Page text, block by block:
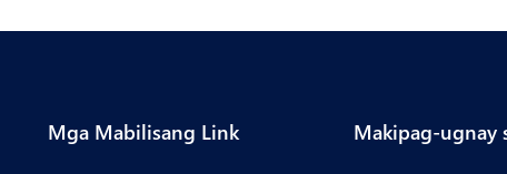
Mga Mabilisang Link Makipag-ugnay